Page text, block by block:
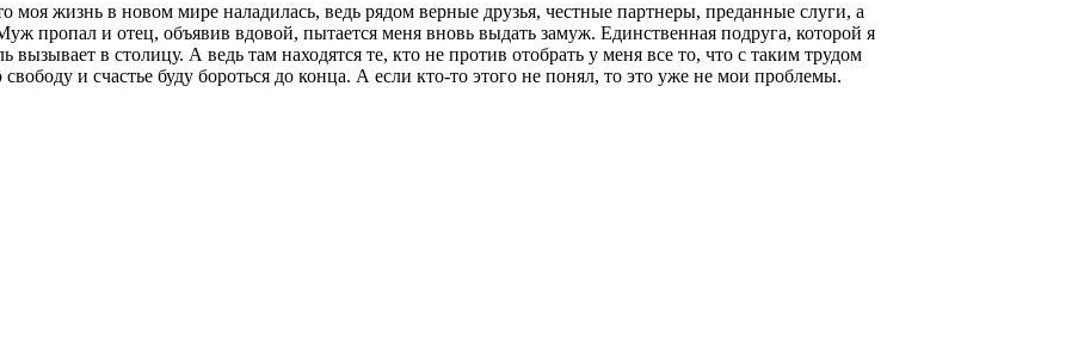
моя жизнь в новом мире наладилась, ведь рядом верные друзья, честные партнеры, преданные слуги, а
пропал и отец, объявив вдовой, пытается меня вновь выдать замуж. Единственная подруга, которой я
в столицу. А ведь там находятся те, кто не против отобрать у меня все то, что с таким трудом
свободу и счастье буду бороться до конца. А если кто-то этого не понял, то это уже не мои проблемы.